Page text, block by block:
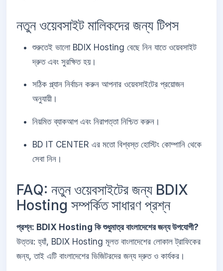
নতুন ওয়েবসাইট মালিকদের জন্য টিপস
শুরুতেই ভালো BDIX Hosting বেছে নিন যাতে ওয়েবসাইট
দ্রুত এবং সুরক্ষিত হয়।
সঠিক প্ল্যান নির্বাচন করুন আপনার ওয়েবসাইটের প্রয়োজন
অনুযায়ী।
নিয়মিত ব্যাকআপ এবং নিরাপত্তা নিশ্চিত করুন।
BD IT CENTER এর মতো বিশ্বস্ত হোস্টিং কোম্পানি থেকে
সেবা নিন।
FAQ: নতুন ওয়েবসাইটের জন্য BDIX
Hosting সম্পর্কিত সাধারণ প্রশ্ন
প্রশ্ন: BDIX Hosting কি শুধুমাত্র বাংলাদেশের জন্য উপযোগী?
উত্তর: হ্যাঁ, BDIX Hosting মূলত বাংলাদেশের লোকাল ট্রাফিকের
জন্য, তাই এটি বাংলাদেশের ভিজিটরদের জন্য দ্রুত ও কার্যকর।